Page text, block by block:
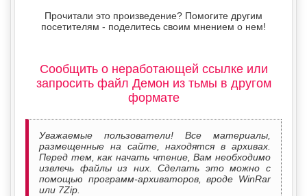
Прочитали это произведение? Помогите другим
посетителям - поделитесь своим мнением о нем!
Сообщить о неработающей ссылке или
запросить файл Демон из тьмы в другом
формате
Уважаемые пользователи! Все материалы,
размещенные на сайте, находятся в архивах.
Перед тем, как начать чтение, Вам необходимо
извлечь файлы из них. Сделать это можно с
помощью программ-архиваторов, вроде WinRar
или 7Zip.